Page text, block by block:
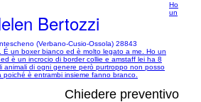
Bertozzi
(Verbano-Cusio-Ossola) 28843
Ho
un
un boxer bianco ed è molto legato a me. Ho un
è un incrocio di border collie e amstaff lei ha 8
animali di ogni genere però purtroppo non posso
è entrambi insieme fanno branco.
Chiedere preventivo